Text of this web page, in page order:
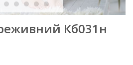
Кб031н